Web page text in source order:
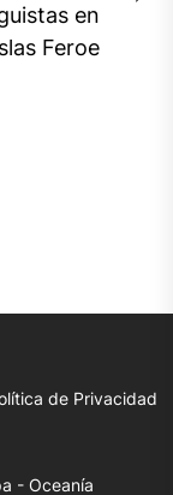
en
Feroe
de Privacidad
- Oceanía